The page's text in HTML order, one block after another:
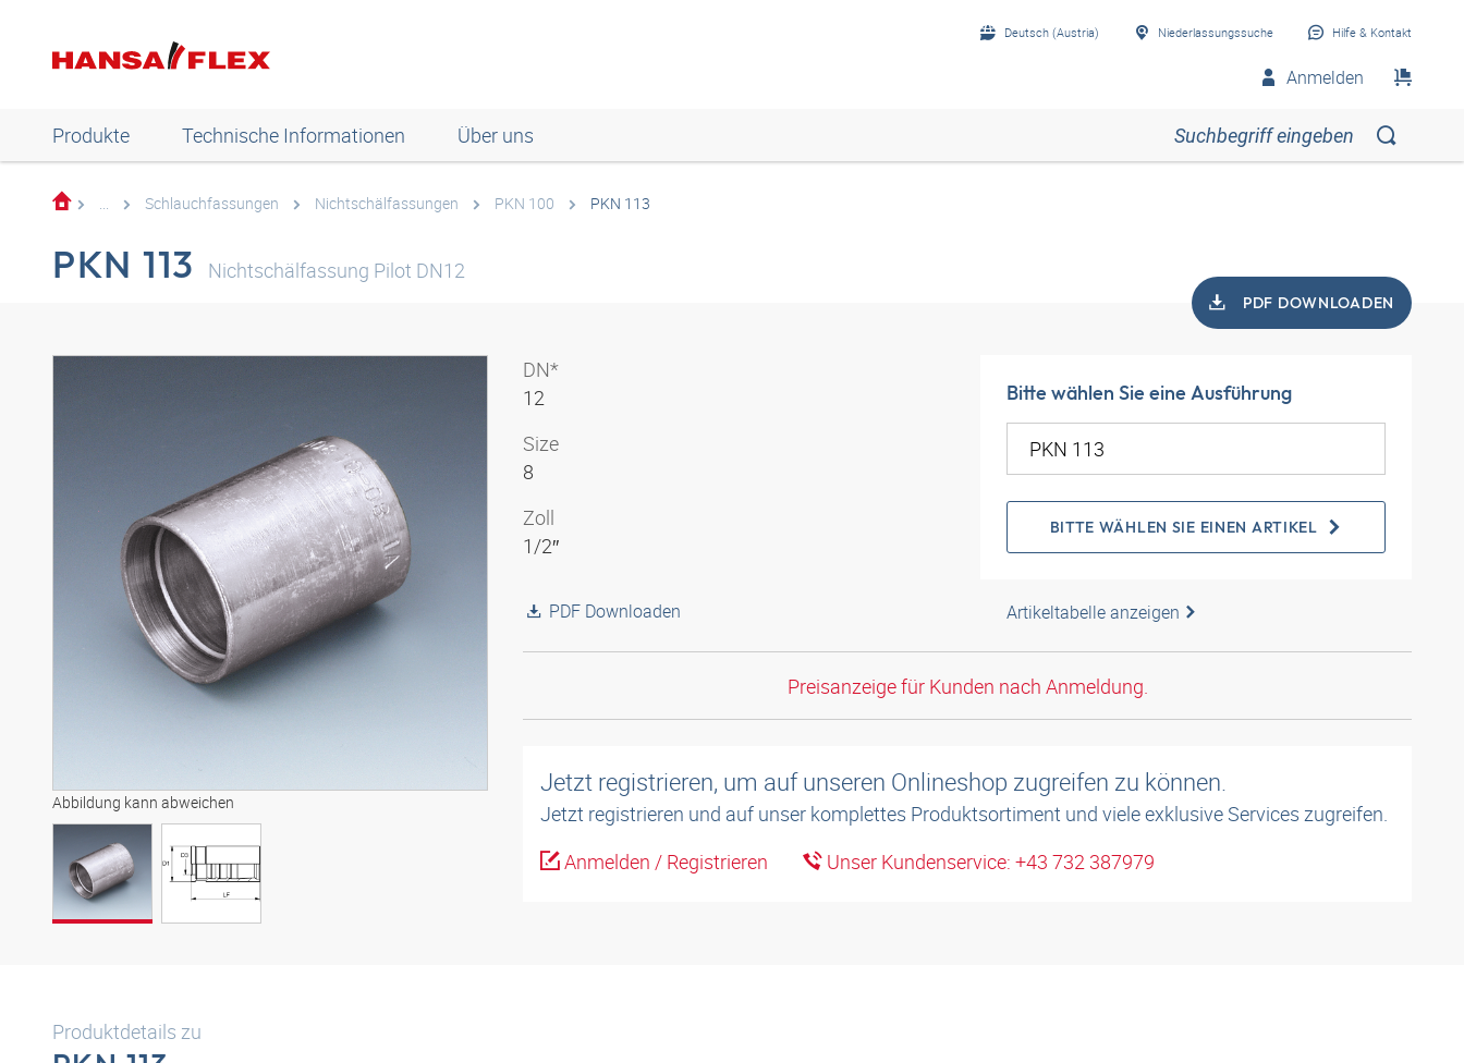
Deutsch (Austria) Niederlassungssuche Hilfe & Kontakt
Anmelden
Produkte Technische Informationen Über uns
... Schlauchfassungen Nichtschälfassungen PKN 100 PKN 113
PKN 113 Nichtschälfassung Pilot DN12
PDF DOWNLOADEN
Abbildung kann abweichen
DN*
12
Size
8
Zoll
1/2″
PDF Downloaden
Bitte wählen Sie eine Ausführung
BITTE WÄHLEN SIE EINEN ARTIKEL
Artikeltabelle anzeigen
Preisanzeige für Kunden nach Anmeldung.
Jetzt registrieren, um auf unseren Onlineshop zugreifen zu können.
Jetzt registrieren und auf unser komplettes Produktsortiment und viele exklusive Services zugreifen.
Anmelden / Registrieren
Unser Kundenservice: +43 732 387979
Produktdetails zu